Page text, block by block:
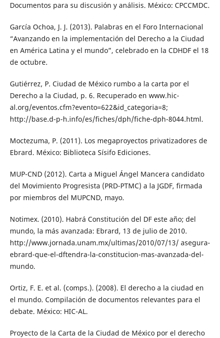
Documentos para su discusión y análisis. México: CPCCMDC.
García Ochoa, J. J. (2013). Palabras en el Foro Internacional
“Avanzando en la implementación del Derecho a la Ciudad
en América Latina y el mundo”, celebrado en la CDHDF el 18
de octubre.
Gutiérrez, P. Ciudad de México rumbo a la carta por el
Derecho a la Ciudad, p. 6. Recuperado en www.hic-
al.org/eventos.cfm?evento=622&id_categoria=8;
http://base.d-p-h.info/es/fiches/dph/fiche-dph-8044.html.
Moctezuma, P. (2011). Los megaproyectos privatizadores de
Ebrard. México: Biblioteca Sísifo Ediciones.
MUP-CND (2012). Carta a Miguel Ángel Mancera candidato
del Movimiento Progresista (PRD-PTMC) a la JGDF, firmada
por miembros del MUPCND, mayo.
Notimex. (2010). Habrá Constitución del DF este año; del
mundo, la más avanzada: Ebrard, 13 de julio de 2010.
http://www.jornada.unam.mx/ultimas/2010/07/13/ asegura-
ebrard-que-el-dftendra-la-constitucion-mas-avanzada-del-
mundo.
Ortiz, F. E. et al. (comps.). (2008). El derecho a la ciudad en
el mundo. Compilación de documentos relevantes para el
debate. México: HIC-AL.
Proyecto de la Carta de la Ciudad de México por el derecho